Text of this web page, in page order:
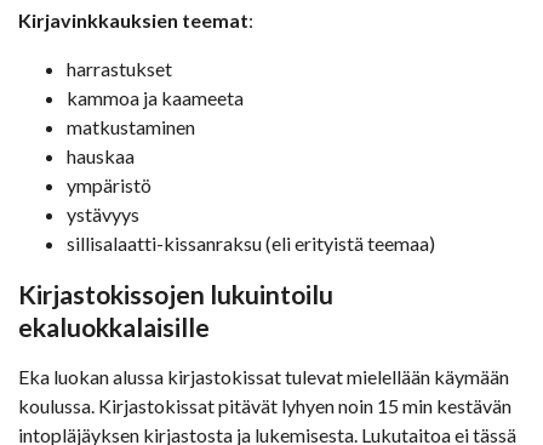
Kirjavinkkauksien teemat:
harrastukset
kammoa ja kaameeta
matkustaminen
hauskaa
ympäristö
ystävyys
sillisalaatti-kissanraksu (eli erityistä teemaa)
Kirjastokissojen lukuintoilu
ekaluokkalaisille
Eka luokan alussa kirjastokissat tulevat mielellään käymään
koulussa. Kirjastokissat pitävät lyhyen noin 15 min kestävän
intopläjäyksen kirjastosta ja lukemisesta. Lukutaitoa ei tässä